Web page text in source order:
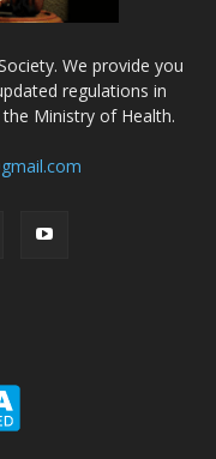
We provide you
regulations in
Ministry of Health.